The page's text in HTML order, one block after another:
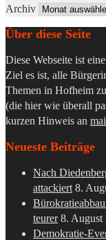
Archiv
Über diese Seite
Diese Webseite ist
Ziel es ist, alle
Themen in Hofheim
(die hier wie überall
kurzen Hinweis an
Neueste Beiträge
Nach
attackiert 8.
teurer 8. August
Demokratie-